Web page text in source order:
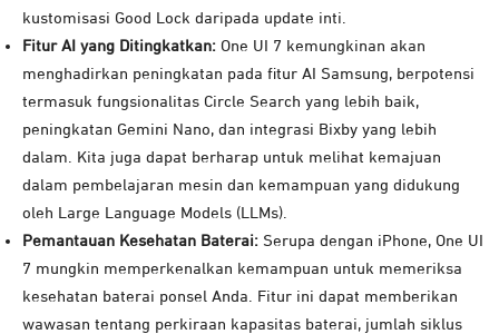
kustomisasi Good Lock daripada update inti.
Fitur AI yang Ditingkatkan: One UI 7 kemungkinan akan
menghadirkan peningkatan pada fitur AI Samsung, berpotensi
termasuk fungsionalitas Circle Search yang lebih baik,
peningkatan Gemini Nano, dan integrasi Bixby yang lebih
dalam. Kita juga dapat berharap untuk melihat kemajuan
dalam pembelajaran mesin dan kemampuan yang didukung
oleh Large Language Models (LLMs).
Pemantauan Kesehatan Baterai: Serupa dengan iPhone, One UI
7 mungkin memperkenalkan kemampuan untuk memeriksa
kesehatan baterai ponsel Anda. Fitur ini dapat memberikan
wawasan tentang perkiraan kapasitas baterai, jumlah siklus